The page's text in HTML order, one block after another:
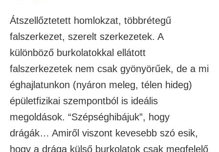
Átszellőztetett homlokzat, többrétegű
falszerkezet, szerelt szerkezetek. A
különböző burkolatokkal ellátott
falszerkezetek nem csak gyönyörűek, de a mi
éghajlatunkon (nyáron meleg, télen hideg)
épületfizikai szempontból is ideális
megoldások. “Szépséghibájuk”, hogy
drágák… Amiről viszont kevesebb szó esik,
hogy a drága külső burkolatok csak megfelelő